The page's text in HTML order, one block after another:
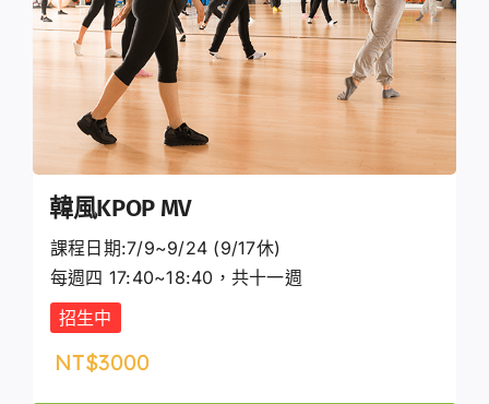
韓風KPOP MV
課程日期:7/9~9/24 (9/17休)
每週四 17:40~18:40，共十一週
招生中
NT$3000